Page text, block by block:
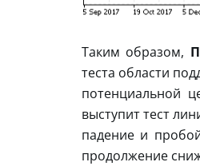
Таким образом,
теста области
потенциальной
выступит тест
падение и
продолжение